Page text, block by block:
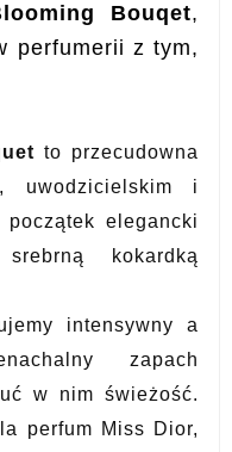
Bouqet,
perfumerii z tym,
to przecudowna
uwodzicielskim i
elegancki
kokardką
intensywny a
zapach
w nim świeżość.
perfum Miss Dior,